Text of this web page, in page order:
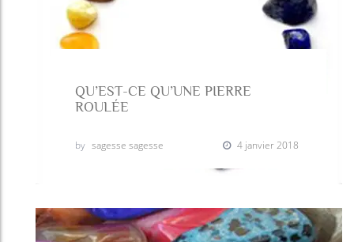
QU’EST-CE QU’UNE PIERRE
ROULÉE
by sagesse sagesse 4 janvier 2018